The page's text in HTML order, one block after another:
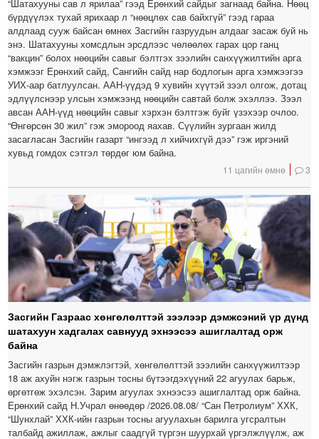
“Шатахууны сав л ярилаа” гээд Ерөнхий сайдыг загнаад байна. Нөөц
бүрдүүлэх тухай ярихаар л “нөөцлөх сав байхгүй” гээд гараа
алдлаад сууж байсан өмнөх Засгийн газруудын алдааг засаж буй нь
энэ. Шатахууны хомсдлын эрсдлээс чөлөөлөх гарах цор ганц
“вакцин” болох нөөцийн савыг бэлтгэх зээлийн санхүүжилтийн арга
хэмжээг Ерөнхий сайд, Сангийн сайд нар бодлогын арга хэмжээгээ
УИХ-аар батлуулсан. ААН-үүдэд 9 хувийн хүүтэй зээл олгож, дотац
эдлүүлснээр улсын хэмжээнд нөөцийн савтай болж эхэллээ. Зээл
авсан ААН-үүд нөөцийн савыг хэрхэн бэлтгэж буйг үзэхээр очлоо.
“Өнгөрсөн 30 жил” гэж эмороод яахав. Сүүлийн зургаан жилд
засагласан Засгийн газарт “ингээд л хийчихгүй дээ” гэж иргэний
хувьд гомдох сэтгэл төрдөг юм байна.
11 цагийн өмнө 3
Засгийн Газраас хөнгөлөлттэй зээлээр дэмжсэний үр дүнд
шатахуун хадгалах савнууд эхнээсээ ашиглалтад орж
байна
Засгийн газрын дэмжлэгтэй, хөнгөлөлттэй зээлийн санхүүжилтээр
18 аж ахуйн нэгж газрын тосны бүтээгдэхүүний 22 агуулах барьж,
өргөтгөж эхэлсэн. Зарим агуулах эхнээсээ ашиглалтад орж байна.
Ерөнхий сайд Н.Учрал өнөөдөр /2026.08.08/ “Сан Петролиум” ХХК,
“Шунхлай” ХХК-ийн газрын тосны агуулахын барилга угсралтын
талбайд ажиллаж, ажлыг саадгүй түргэн шуурхай үргэлжлүүлж, аж